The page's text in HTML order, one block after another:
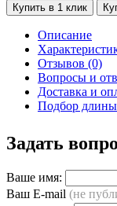
Купить в 1 клик
Описание
Отзывов (0)
Вопросы и
Доставка и
Подбор
Задать
Ваше имя:
Ваш E-mail (не